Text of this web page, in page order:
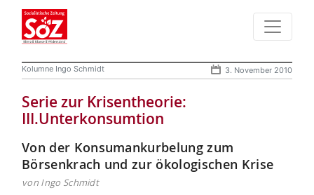
Kolumne Ingo Schmidt 3. November 2010
Serie zur Krisentheorie:
III.Unterkonsumtion
Von der Konsumankurbelung zum
Börsenkrach und zur ökologischen Krise
von Ingo Schmidt